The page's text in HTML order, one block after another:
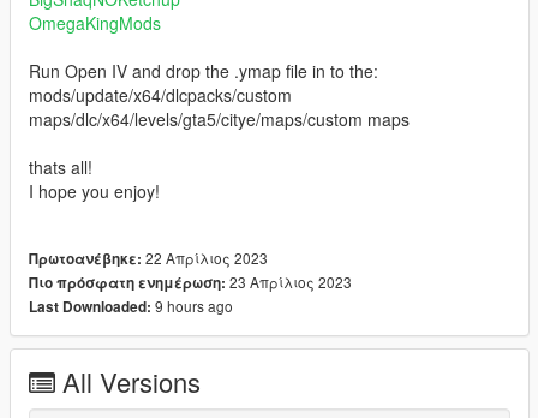
OmegaKingMods
Run Open IV and drop the .ymap file in to the:
mods/update/x64/dlcpacks/custom
maps/dlc/x64/levels/gta5/citye/maps/custom maps
thats all!
I hope you enjoy!
Πρωτοανέβηκε: 22 Απρίλιος 2023
Πιο πρόσφατη ενημέρωση: 23 Απρίλιος 2023
Last Downloaded: 9 hours ago
All Versions